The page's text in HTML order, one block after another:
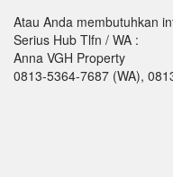
Atau Anda membutuhkan
Serius Hub Tlfn / WA :
Anna VGH Property
0813-5364-7687 (WA),